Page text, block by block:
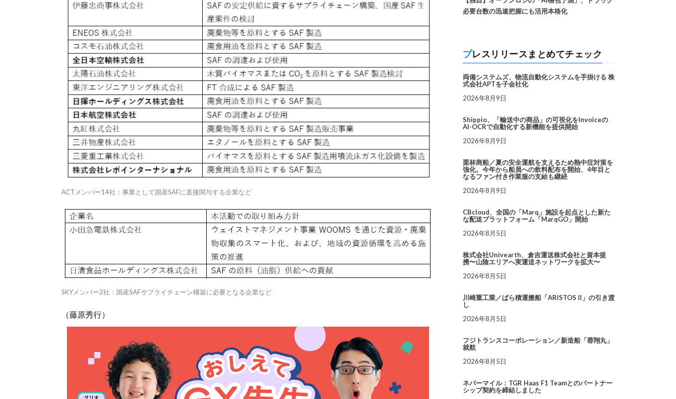
ACTメンバー14社：事業として国産SAFに直接関与する企業など
SKYメンバー2社：国産SAFサプライチェーン構築に必要となる企業など
（藤原秀行）
必要台数の迅速把握にも活用本格化
プレスリリースまとめてチェック
両備システムズ、物流自動化システムを手掛ける 株
式会社APTを子会社化
2026年8月9日
Shippio、「輸送中の商品」の可視化をInvoiceの
AI-OCRで自動化する新機能を提供開始
2026年8月9日
栗林商船／夏の安全運航を支えるため熱中症対策を
強化。今年から船員への飲料配布を開始、4年目と
なるファン付き作業服の支給も継続
2026年8月9日
CBcloud、全国の「Marq」施設を起点とした新た
な配送プラットフォーム「MarqGO」開始
2026年8月5日
株式会社Univearth、倉吉運送株式会社と資本提
携〜山陰エリアへ実運送ネットワークを拡大〜
2026年8月5日
川崎重工業／ばら積運搬船「ARISTOS II」の引き渡
し
2026年8月5日
フジトランスコーポレーション／新造船「蓉翔丸」
就航
2026年8月5日
ネバーマイル：TGR Haas F1 Teamとのパートナー
シップ契約を締結しました